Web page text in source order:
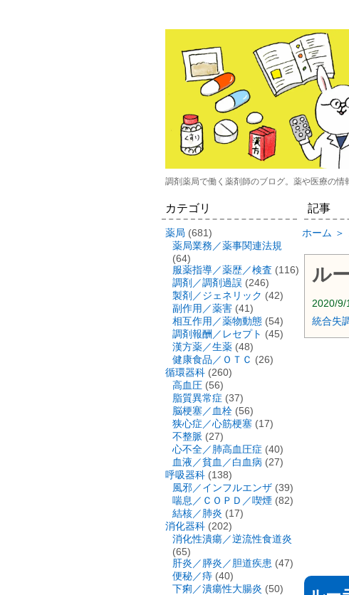
調剤薬局で働く薬剤師のブログ。薬や医療の
記事
ホーム ＞
ル
2020/9/
統合失
カテゴリ
薬局 (681)
薬局業務／薬事関連法規
(64)
服薬指導／薬歴／検査 (116)
調剤／調剤過誤 (246)
製剤／ジェネリック (42)
副作用／薬害 (41)
相互作用／薬物動態 (54)
調剤報酬／レセプト (45)
漢方薬／生薬 (48)
健康食品／ＯＴＣ (26)
循環器科 (260)
高血圧 (56)
脂質異常症 (37)
脳梗塞／血栓 (56)
狭心症／心筋梗塞 (17)
不整脈 (27)
心不全／肺高血圧症 (40)
血液／貧血／白血病 (27)
呼吸器科 (138)
風邪／インフルエンザ (39)
喘息／ＣＯＰＤ／喫煙 (82)
結核／肺炎 (17)
消化器科 (202)
消化性潰瘍／逆流性食道炎
(65)
肝炎／膵炎／胆道疾患 (47)
便秘／痔 (40)
下痢／潰瘍性大腸炎 (50)